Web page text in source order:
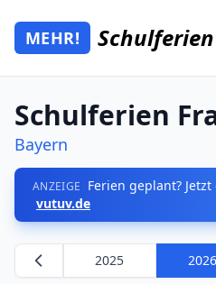
Zum Hauptinhalt springen
Mehr Schulferien
MEHR! Schulferien
Schulferien
Bayern
ANZEIGE Ferien geplant?
vutuv.de
2025 2026